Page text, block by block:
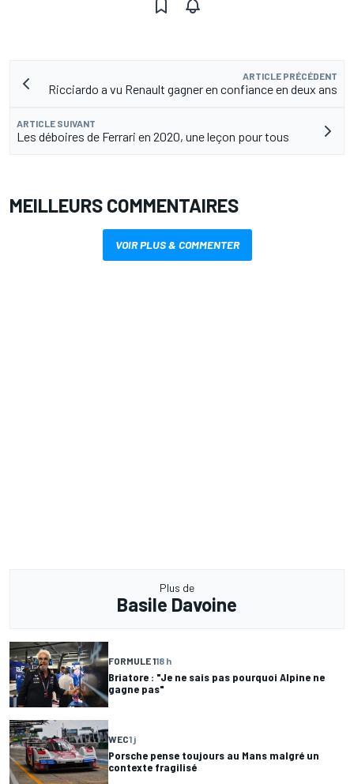
ARTICLE PRÉCÉDENT
Ricciardo a vu Renault gagner en confiance en deux ans
ARTICLE SUIVANT
Les déboires de Ferrari en 2020, une leçon pour tous
MEILLEURS COMMENTAIRES
VOIR PLUS & COMMENTER
Plus de
Basile Davoine
FORMULE 118 h
Briatore : "Je ne sais pas pourquoi Alpine ne
gagne pas"
WEC1 j
Porsche pense toujours au Mans malgré un
contexte fragilisé